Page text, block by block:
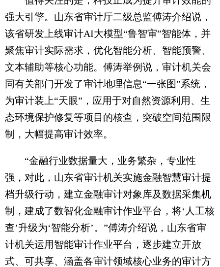
强大引擎。山东省审计厅二级总监傅涛介绍说，
该省研发上线审计AI大模型“鲁智审”智能体，并
聚焦审计实际需求，优化智能分析、智能预警、
文本辅助等核心功能。傅涛举例说，审计机关会
同有关部门开发了审计地理信息“一张图”系统，
为审计装上“天眼”，应用于对自然资源利用、生
态环境保护修复等项目的核查，突破空间范围限
制，大幅提高审计效率。
“金融行业数据量大，业务繁杂，专业性
强，对此，山东省审计机关实施金融智慧审计提
档升级行动，建立金融审计对象库及数据采集机
制，建成了数智化金融审计作业平台，将‘人工核
查’升级为‘智能分析’。”傅涛介绍说，山东省审
计机关运用智能审计作业平台，逐步建立开放
式、可共享、涵盖各审计领域核心业务的审计方